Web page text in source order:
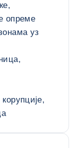
опреме
уз